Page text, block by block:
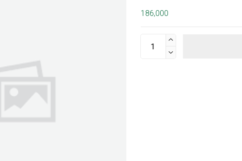
186,000

